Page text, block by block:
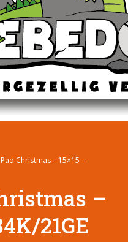
Christmas – 15×15 –
–
21GE